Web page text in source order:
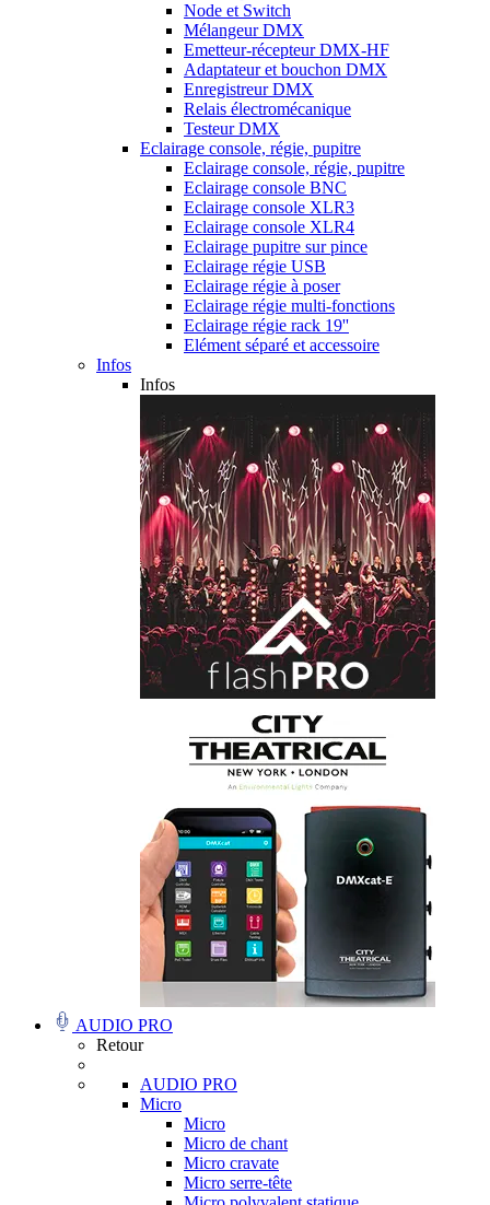
Node et Switch
Mélangeur DMX
Emetteur-récepteur DMX-HF
Adaptateur et bouchon DMX
Enregistreur DMX
Relais électromécanique
Testeur DMX
Eclairage console, régie, pupitre
Eclairage console, régie, pupitre
Eclairage console BNC
Eclairage console XLR3
Eclairage console XLR4
Eclairage pupitre sur pince
Eclairage régie USB
Eclairage régie à poser
Eclairage régie multi-fonctions
Eclairage régie rack 19''
Elément séparé et accessoire
Infos
Infos
AUDIO PRO
Retour
AUDIO PRO
Micro
Micro
Micro de chant
Micro cravate
Micro serre-tête